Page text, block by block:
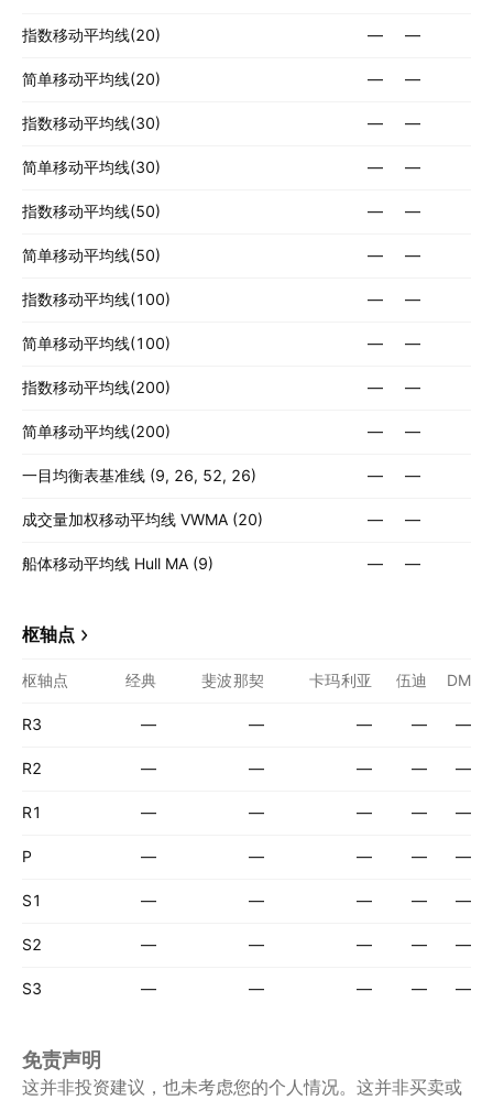
指数移动平均线(20) — —
简单移动平均线(20) — —
指数移动平均线(30) — —
简单移动平均线(30) — —
指数移动平均线(50) — —
简单移动平均线(50) — —
指数移动平均线(100) — —
简单移动平均线(100) — —
指数移动平均线(200) — —
简单移动平均线(200) — —
一目均衡表基准线 (9, 26, 52, 26) — —
成交量加权移动平均线 VWMA (20) — —
船体移动平均线 Hull MA (9) — —
枢轴点
枢轴点 经典 斐波那契 卡玛利亚 伍迪 DM
R3 — — — — —
R2 — — — — —
R1 — — — — —
P — — — — —
S1 — — — — —
S2 — — — — —
S3 — — — — —
免责声明
这并非投资建议，也未考虑您的个人情况。这并非买卖或